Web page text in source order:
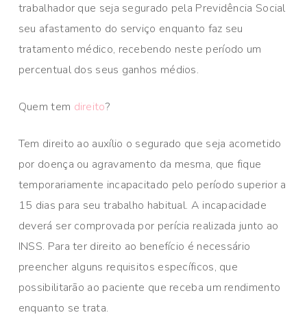
trabalhador que seja segurado pela Previdência Social
seu afastamento do serviço enquanto faz seu
tratamento médico, recebendo neste período um
percentual dos seus ganhos médios.
Quem tem direito?
Tem direito ao auxílio o segurado que seja acometido
por doença ou agravamento da mesma, que fique
temporariamente incapacitado pelo período superior a
15 dias para seu trabalho habitual. A incapacidade
deverá ser comprovada por perícia realizada junto ao
INSS. Para ter direito ao benefício é necessário
preencher alguns requisitos específicos, que
possibilitarão ao paciente que receba um rendimento
enquanto se trata.